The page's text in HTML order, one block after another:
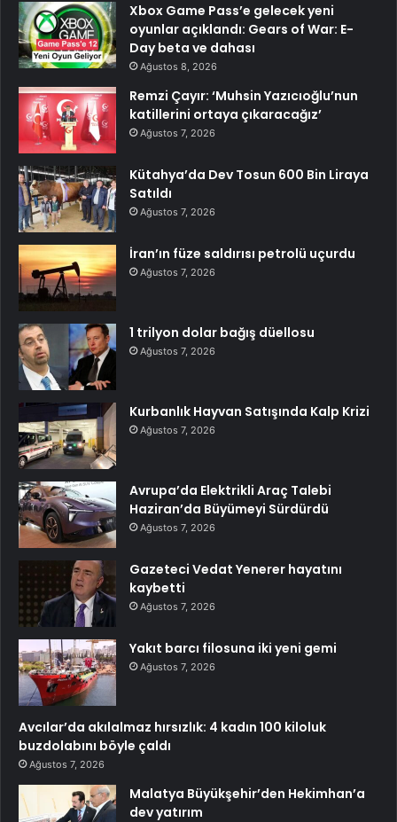
Xbox Game Pass’e gelecek yeni
oyunlar açıklandı: Gears of War: E-
Day beta ve dahası
Ağustos 8, 2026
Remzi Çayır: ‘Muhsin Yazıcıoğlu’nun
katillerini ortaya çıkaracağız’
Ağustos 7, 2026
Kütahya’da Dev Tosun 600 Bin Liraya
Satıldı
Ağustos 7, 2026
İran’ın füze saldırısı petrolü uçurdu
Ağustos 7, 2026
1 trilyon dolar bağış düellosu
Ağustos 7, 2026
Kurbanlık Hayvan Satışında Kalp Krizi
Ağustos 7, 2026
Avrupa’da Elektrikli Araç Talebi
Haziran’da Büyümeyi Sürdürdü
Ağustos 7, 2026
Gazeteci Vedat Yenerer hayatını
kaybetti
Ağustos 7, 2026
Yakıt barcı filosuna iki yeni gemi
Ağustos 7, 2026
Avcılar’da akılalmaz hırsızlık: 4 kadın 100 kiloluk
buzdolabını böyle çaldı
Ağustos 7, 2026
Malatya Büyükşehir’den Hekimhan’a
dev yatırım